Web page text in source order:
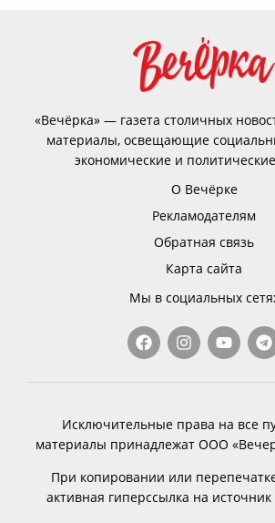
«Вечёрка» — газета столичных
материалы, освещающие
экономические и
О Вечёрке
Рекламодателям
Обратная связь
Карта сайта
Мы в социальных
Исключительные права на все
материалы принадлежат ООО
При копировании или
активная гиперссылка на источник